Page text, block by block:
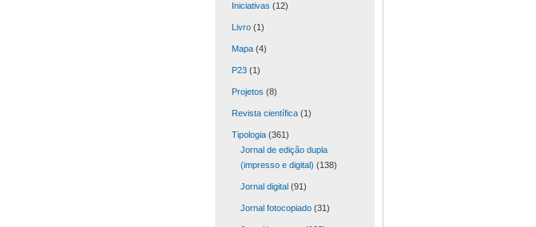
Iniciativas (12)
Livro(1)
Mapa(4)
P23(1)
Projetos (8)
Revista científica(1)
Tipologia(361)
Jornal de edição dupla
(impresso e digital) (138)
Jornal digital(91)
Jornal fotocopiado(31)